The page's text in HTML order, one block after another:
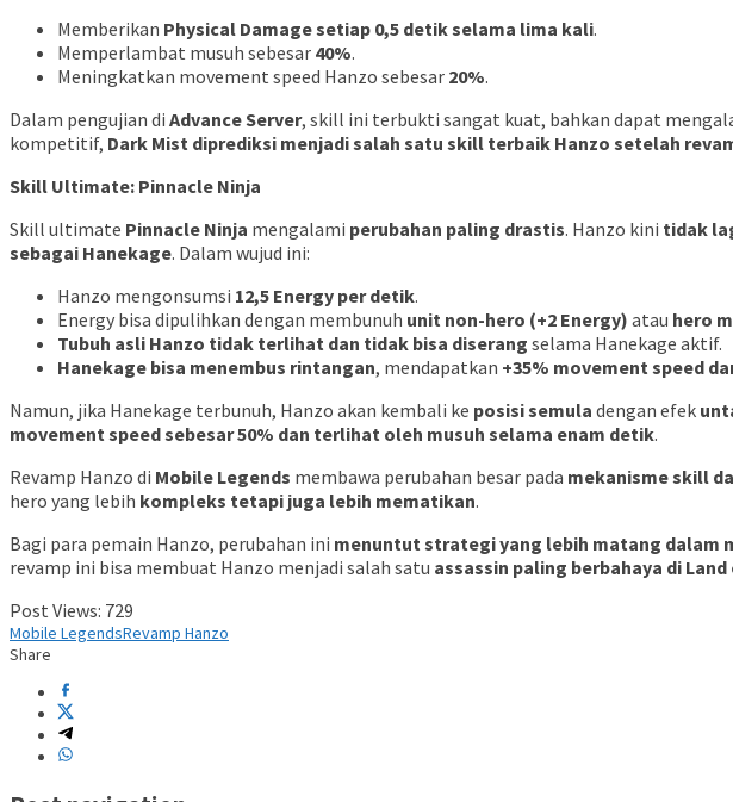
Memberikan Physical Damage setiap 0,5 detik selama lima kali.
Memperlambat musuh sebesar 40%.
Meningkatkan movement speed Hanzo sebesar 20%.
Dalam pengujian di Advance Server, skill ini terbukti sangat kuat, bahkan dapat
kompetitif, Dark Mist diprediksi menjadi salah satu skill terbaik Hanzo setelah
Skill Ultimate: Pinnacle Ninja
Skill ultimate Pinnacle Ninja mengalami perubahan paling drastis. Hanzo kini tidak
sebagai Hanekage. Dalam wujud ini:
Hanzo mengonsumsi 12,5 Energy per detik.
Energy bisa dipulihkan dengan membunuh unit non-hero (+2 Energy) atau hero
Tubuh asli Hanzo tidak terlihat dan tidak bisa diserang selama Hanekage aktif.
Hanekage bisa menembus rintangan, mendapatkan +35% movement speed
Namun, jika Hanekage terbunuh, Hanzo akan kembali ke posisi semula dengan efek
movement speed sebesar 50% dan terlihat oleh musuh selama enam detik.
Revamp Hanzo di Mobile Legends membawa perubahan besar pada mekanisme skill
hero yang lebih kompleks tetapi juga lebih mematikan.
Bagi para pemain Hanzo, perubahan ini menuntut strategi yang lebih matang dalam
revamp ini bisa membuat Hanzo menjadi salah satu assassin paling berbahaya di Land
Post Views: 729
Mobile LegendsRevamp Hanzo
Share